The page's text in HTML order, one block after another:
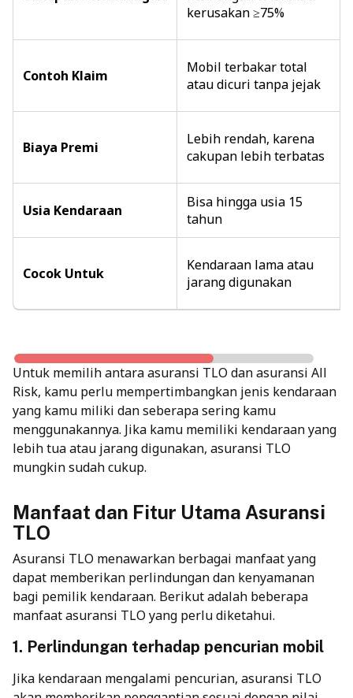
kerusakan ≥75%
Contoh Klaim
Mobil terbakar total
atau dicuri tanpa jejak
Biaya Premi
Lebih rendah, karena
cakupan lebih terbatas
Usia Kendaraan
Bisa hingga usia 15
tahun
Cocok Untuk
Kendaraan lama atau
jarang digunakan
Untuk memilih antara asuransi TLO dan asuransi All
Risk, kamu perlu mempertimbangkan jenis kendaraan
yang kamu miliki dan seberapa sering kamu
menggunakannya. Jika kamu memiliki kendaraan yang
lebih tua atau jarang digunakan, asuransi TLO
mungkin sudah cukup.
Manfaat dan Fitur Utama Asuransi
TLO
Asuransi TLO menawarkan berbagai manfaat yang
dapat memberikan perlindungan dan kenyamanan
bagi pemilik kendaraan. Berikut adalah beberapa
manfaat asuransi TLO yang perlu diketahui.
1. Perlindungan terhadap pencurian mobil
Jika kendaraan mengalami pencurian, asuransi TLO